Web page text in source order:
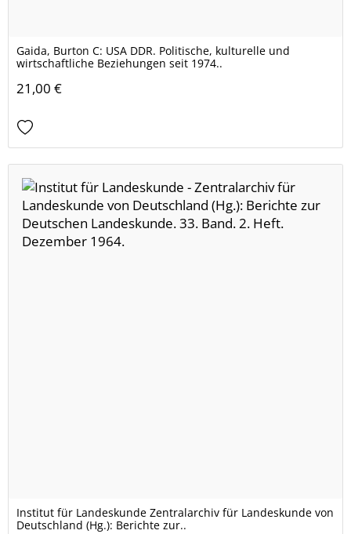
Gaida, Burton C: USA DDR. Politische, kulturelle und
wirtschaftliche Beziehungen seit 1974..
21,00 €
Institut für Landeskunde Zentralarchiv für Landeskunde von
Deutschland (Hg.): Berichte zur..